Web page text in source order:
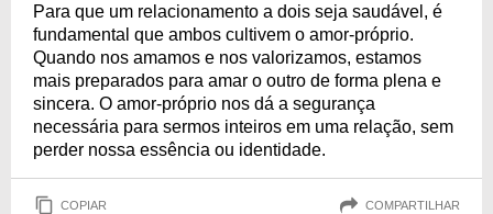
Para que um relacionamento a dois seja saudável, é
fundamental que ambos cultivem o amor-próprio.
Quando nos amamos e nos valorizamos, estamos
mais preparados para amar o outro de forma plena e
sincera. O amor-próprio nos dá a segurança
necessária para sermos inteiros em uma relação, sem
perder nossa essência ou identidade.
COPIAR COMPARTILHAR